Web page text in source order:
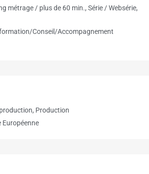
métrage / plus de 60 min., Série / Websérie,
Conseil/Accompagnement
, Production
Européenne